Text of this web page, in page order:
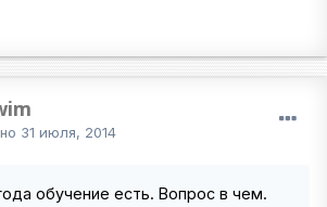
31 июля, 2014
обучение есть. Вопрос в чем.